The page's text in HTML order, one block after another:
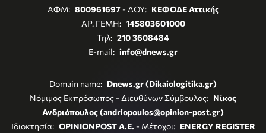
ΑΦΜ: 800961697- ΔΟΥ: ΚΕΦΟΔΕ Αττικής
ΑΡ. ΓΕΜΗ: 145803601000
Τηλ: 210 3608484
E-mail: info@dnews.gr
Domain name: Dnews.gr (Dikaiologitika.gr)
Νόμιμος Εκπρόσωπος - Διευθύνων Σύμβουλος: Νίκος
Ανδριόπουλος (andriopoulos@opinion-post.gr)
Ιδιοκτησία: OPINIONPOST A.E. - Μέτοχοι: ENERGY REGISTER